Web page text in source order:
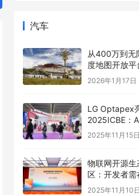
汽车
从400万到无
度地图开放平
以全栈AI能力
业智能跃迁
2026年1月17日
LG Optapex
2025ICBE：
新增长，携手
2025年11月15日
物联网开源生
区：开发者需
业的夹缝中寻
2025年11月10日